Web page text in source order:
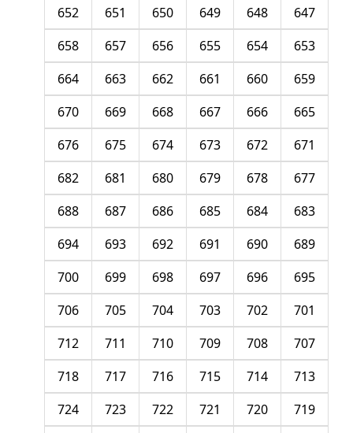
647
648
649
650
651
652
653
654
655
656
657
658
659
660
661
662
663
664
665
666
667
668
669
670
671
672
673
674
675
676
677
678
679
680
681
682
683
684
685
686
687
688
689
690
691
692
693
694
695
696
697
698
699
700
701
702
703
704
705
706
707
708
709
710
711
712
713
714
715
716
717
718
719
720
721
722
723
724